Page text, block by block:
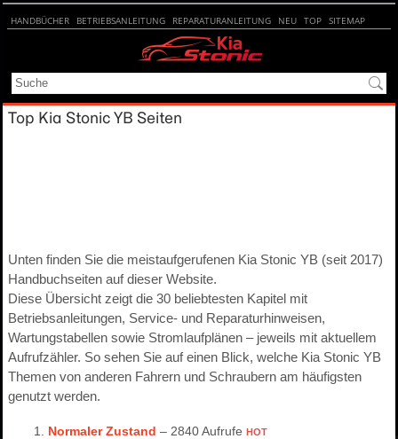
HANDBÜCHER BETRIEBSANLEITUNG REPARATURANLEITUNG NEU TOP SITEMAP
Top Kia Stonic YB Seiten
Unten finden Sie die meistaufgerufenen Kia Stonic YB (seit 2017)
Handbuchseiten auf dieser Website.
Diese Übersicht zeigt die 30 beliebtesten Kapitel mit
Betriebsanleitungen, Service- und Reparaturhinweisen,
Wartungstabellen sowie Stromlaufplänen – jeweils mit aktuellem
Aufrufzähler. So sehen Sie auf einen Blick, welche Kia Stonic YB
Themen von anderen Fahrern und Schraubern am häufigsten
genutzt werden.
Normaler Zustand – 2840 Aufrufe HOT